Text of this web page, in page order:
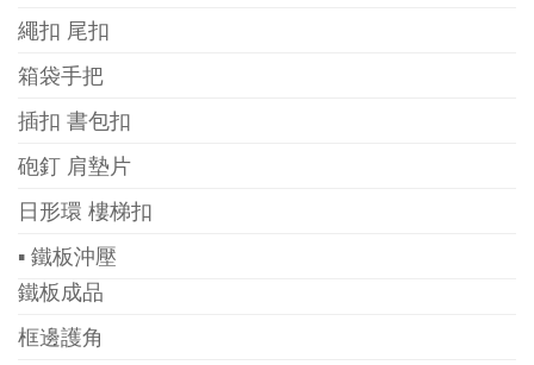
繩扣 尾扣
箱袋手把
插扣 書包扣
砲釘 肩墊片
日形環 樓梯扣
▪ 鐵板沖壓
鐵板成品
框邊護角